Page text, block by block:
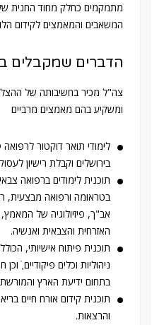
מתמקמים כחלק מחוד החנית
המשאבים והמאמצים לקידום
הדברים שמקבלים
צה"ל מכיר בחשיבותה של
ומשקיע בהם מאמצים מרביים
בירושלים וקבלת רישיון
תוכנית לימודים ברפואה
בטראומה ורפואה מבצעית,
אב"ך, פיזיולוגיה של
האזרחית והצבאית ואנשיה.
תוכנית פיתוח אישיותי,
ניהוליות וכלים פיקודיים,ֿ
בתחום ידיעת הארץ והמורשת
תוכנית קידום אורח חיים
והרצאות.